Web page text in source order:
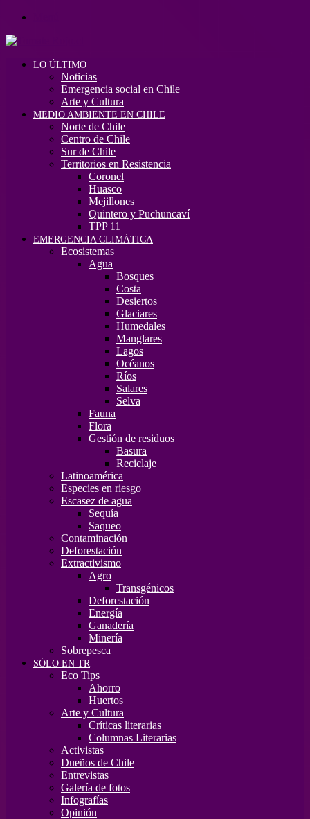
LO ÚLTIMO
Noticias
Emergencia social en Chile
Arte y Cultura
MEDIO AMBIENTE EN CHILE
Norte de Chile
Centro de Chile
Sur de Chile
Territorios en Resistencia
Coronel
Huasco
Mejillones
Quintero y Puchuncaví
TPP 11
EMERGENCIA CLIMÁTICA
Ecosistemas
Agua
Bosques
Costa
Desiertos
Glaciares
Humedales
Manglares
Lagos
Océanos
Ríos
Salares
Selva
Fauna
Flora
Gestión de residuos
Basura
Reciclaje
Latinoamérica
Especies en riesgo
Escasez de agua
Sequía
Saqueo
Contaminación
Deforestación
Extractivismo
Agro
Transgénicos
Deforestación
Energía
Ganadería
Minería
Sobrepesca
SÓLO EN TR
Eco Tips
Ahorro
Huertos
Arte y Cultura
Críticas literarias
Columnas Literarias
Activistas
Dueños de Chile
Entrevistas
Galería de fotos
Infografías
Opinión